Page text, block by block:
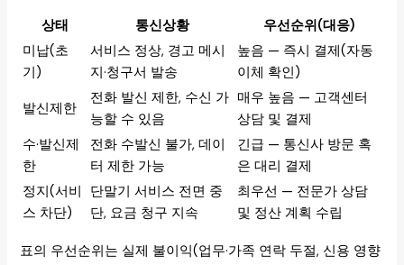
상태 통신상황
우선순위(대응)
미납(초
기)
서비스 정상, 경고 메시
지·청구서 발송
높음 — 즉시 결제(자동
이체 확인)
발신제한
전화 발신 제한, 수신 가
능할 수 있음
매우 높음 — 고객센터
상담 및 결제
수·발신제
한
전화 수발신 불가, 데이
터 제한 가능
긴급 — 통신사 방문 혹
은 대리 결제
정지(서비
스 차단)
단말기 서비스 전면 중
단, 요금 청구 지속
최우선 — 전문가 상담
및 정산 계획 수립
표의 우선순위는 실제 불이익(업무·가족 연락 두절, 신용 영향